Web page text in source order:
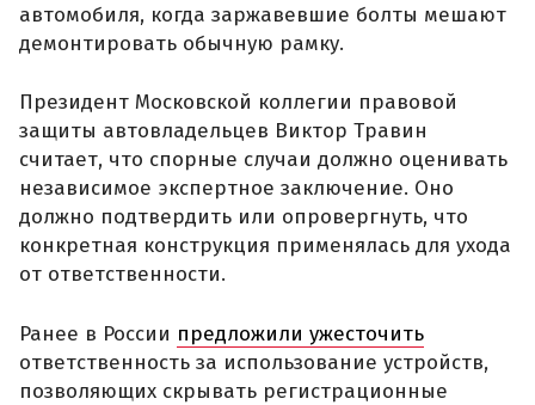
автомобиля, когда заржавевшие болты мешают
демонтировать обычную рамку.
Президент Московской коллегии правовой
защиты автовладельцев Виктор Травин
считает, что спорные случаи должно оценивать
независимое экспертное заключение. Оно
должно подтвердить или опровергнуть, что
конкретная конструкция применялась для ухода
от ответственности.
Ранее в России предложили ужесточить
ответственность за использование устройств,
позволяющих скрывать регистрационные